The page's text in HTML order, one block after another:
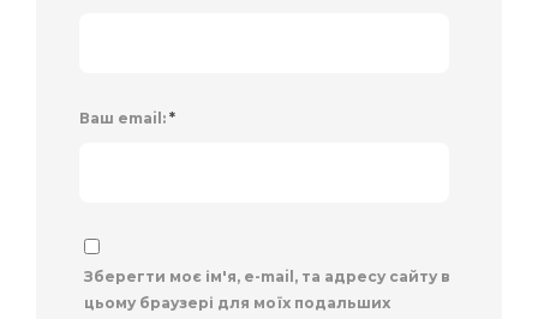
Ваш email: *
Зберегти моє ім'я, e-mail, та адресу сайту в
цьому браузері для моїх подальших